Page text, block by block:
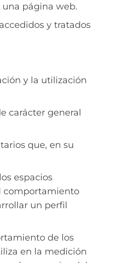
una página web.
y tratados
y la utilización
carácter general
que, en su
espacios
comportamiento
un perfil
de los
en la medición